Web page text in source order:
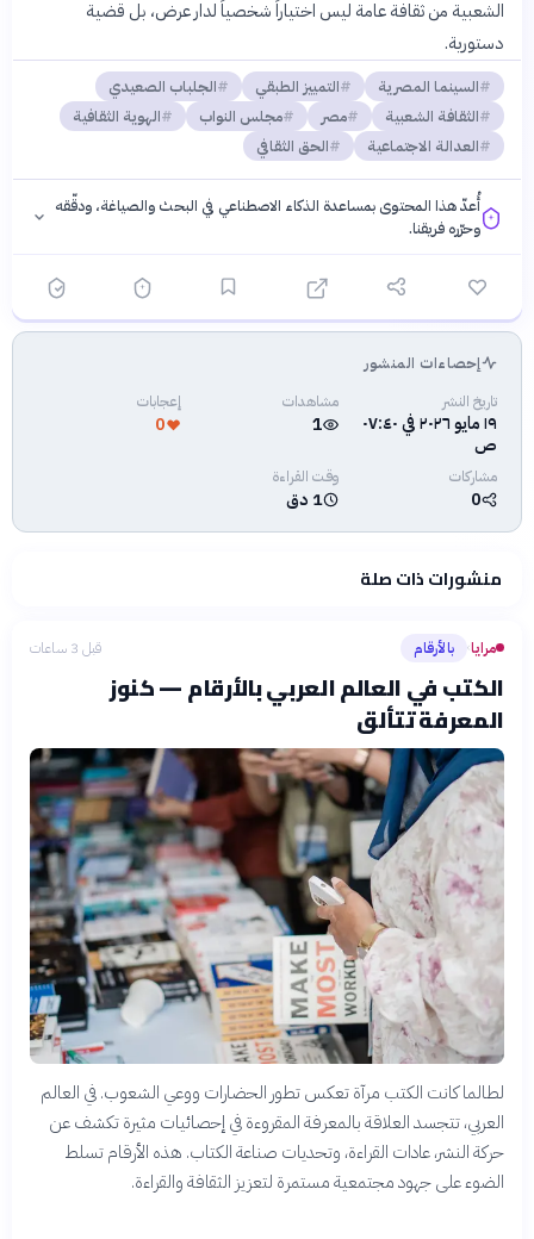
الشعبية من ثقافة عامة ليس اختياراً شخصياً لدار عرض، بل قضية
دستورية.
السينما المصرية التمييز الطبقي
الجلباب الصعيدي
الثقافة الشعبية
مصر مجلس النواب
الهوية الثقافية
العدالة الاجتماعية
الحق الثقافي
أُعدّ هذا المحتوى بمساعدة الذكاء الاصطناعي في البحث والصياغة، ودقّقه
وحرّره فريقنا.
فلسفتنا المعرفية·سياسة الذكاء الاصطناعيإحصاءات المنشور
تاريخ النشر
١٩ مايو ٢٠٢٦ في ٠٧:٤٠
ص
مشاهدات
1
إعجابات
0
مشاركات
0
وقت القراءة
1 دق
منشورات ذات صلة
مرايا› بالأرقام قبل 3 ساعات
الكتب في العالم العربي بالأرقام — كنوز
المعرفة تتألق
لطالما كانت الكتب مرآة تعكس تطور الحضارات ووعي الشعوب. في العالم
العربي، تتجسد العلاقة بالمعرفة المقروءة في إحصائيات مثيرة تكشف عن
حركة النشر، عادات القراءة، وتحديات صناعة الكتاب. هذه الأرقام تسلط
الضوء على جهود مجتمعية مستمرة لتعزيز الثقافة والقراءة.